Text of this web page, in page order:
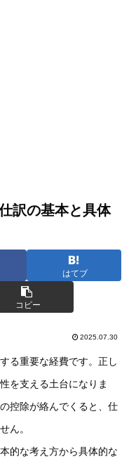
訳の基本と具体
はてブ
コピー
2025.07.30
る重要な経費です。正し
を支える土台になりま
控除が絡んでくると、仕
ん。
的な考え方から具体的な